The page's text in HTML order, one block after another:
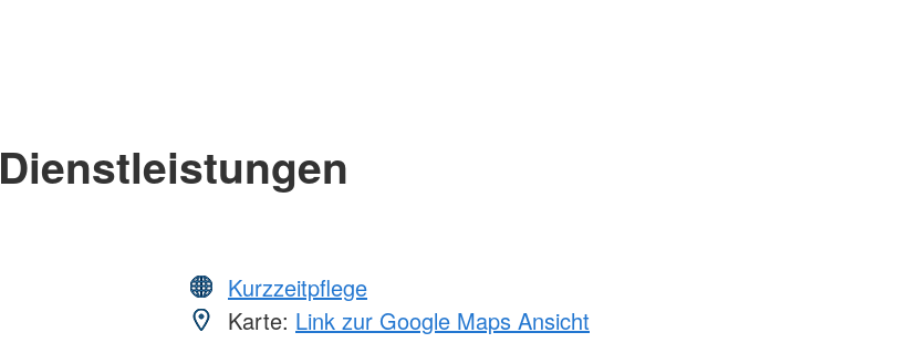
Dienstleistungen
Kurzzeitpflege
Karte: Link zur Google Maps Ansicht